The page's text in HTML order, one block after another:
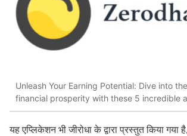
Unleash Your Earning Potential: Dive into
financial prosperity with these 5 incredible
यह एप्लिकेशन भी जीरोधा के द्वारा प्रस्तुत किया